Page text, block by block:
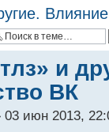
и
ВК
03 июн 2013,